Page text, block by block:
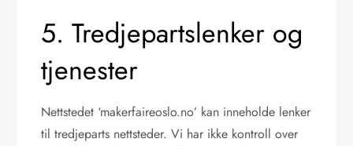
5. Tredjepartslenker og
tjenester
Nettstedet ‘makerfaireoslo.no’ kan inneholde lenker
til tredjeparts nettsteder. Vi har ikke kontroll over